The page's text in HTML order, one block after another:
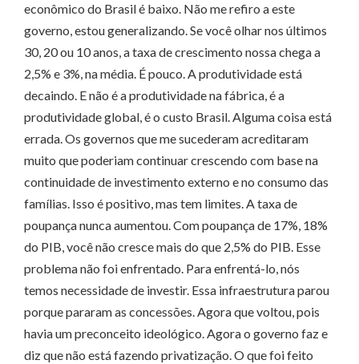
econômico do Brasil é baixo. Não me refiro a este
governo, estou generalizando. Se você olhar nos últimos
30, 20 ou 10 anos, a taxa de crescimento nossa chega a
2,5% e 3%, na média. É pouco. A produtividade está
decaindo. E não é a produtividade na fábrica, é a
produtividade global, é o custo Brasil. Alguma coisa está
errada. Os governos que me sucederam acreditaram
muito que poderiam continuar crescendo com base na
continuidade de investimento externo e no consumo das
famílias. Isso é positivo, mas tem limites. A taxa de
poupança nunca aumentou. Com poupança de 17%, 18%
do PIB, você não cresce mais do que 2,5% do PIB. Esse
problema não foi enfrentado. Para enfrentá-lo, nós
temos necessidade de investir. Essa infraestrutura parou
porque pararam as concessões. Agora que voltou, pois
havia um preconceito ideológico. Agora o governo faz e
diz que não está fazendo privatização. O que foi feito